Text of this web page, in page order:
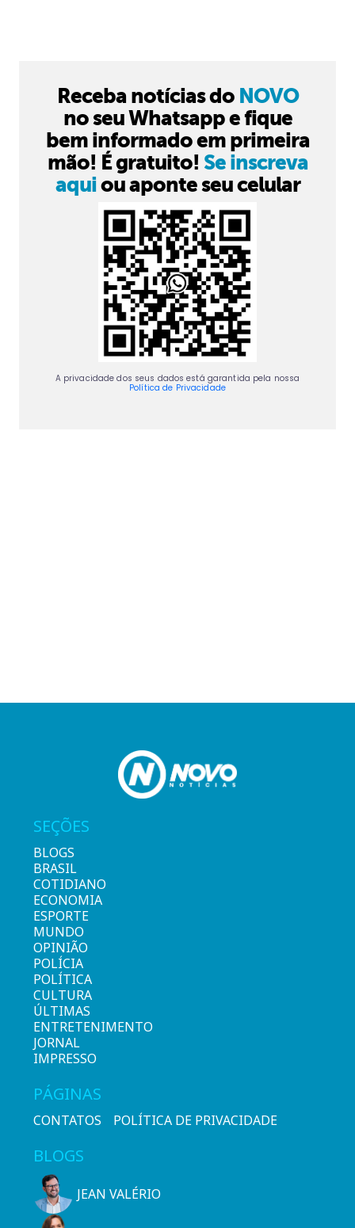
Receba notícias do NOVO
no seu Whatsapp e fique
bem informado em primeira
mão! É gratuito! Se inscreva
aquiou aponte seu celular
A privacidade dos seus dados está garantida pela nossa
Política de Privacidade
SEÇÕES
BLOGS
BRASIL
COTIDIANO
ECONOMIA
ESPORTE
MUNDO
OPINIÃO
POLÍCIA
POLÍTICA
CULTURA
ÚLTIMAS
ENTRETENIMENTO
JORNAL
IMPRESSO
PÁGINAS
CONTATOS POLÍTICA DE PRIVACIDADE
BLOGS
JEAN VALÉRIO